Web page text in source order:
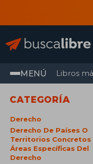
MENÚ Libros
CATEGORÍA
Derecho
Derecho De Países O
Territorios Concretos
Áreas Específicas Del
Derecho